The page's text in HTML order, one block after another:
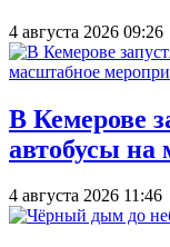
4 августа 2026 09:26
В Кемерове
автобусы на
4 августа 2026 11:46